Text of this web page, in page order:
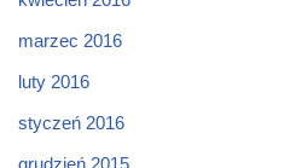
marzec 2016
luty 2016
styczeń 2016
grudzień 2015